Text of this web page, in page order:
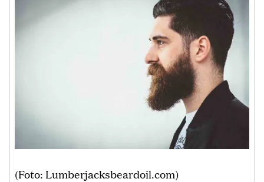
(Foto: Lumberjacksbeardoil.com)